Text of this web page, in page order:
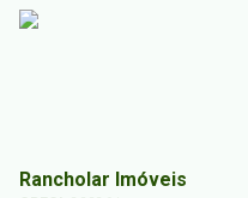
Rancholar Imóveis